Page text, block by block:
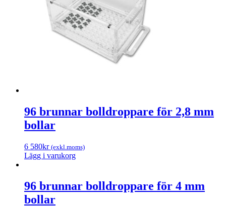
96 brunnar bolldroppare för 2,8 mm
bollar
6 580kr (exkl.moms)
Lägg i varukorg
96 brunnar bolldroppare för 4 mm
bollar